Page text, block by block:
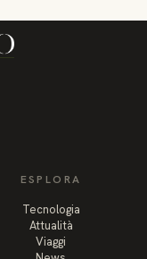
ESPLORA
Tecnologia
Attualità
Viaggi